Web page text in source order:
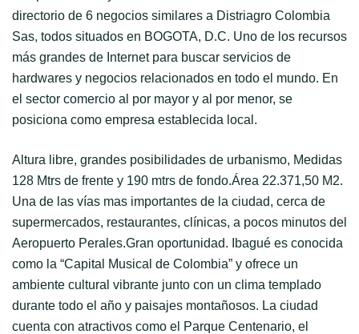
directorio de 6 negocios similares a Distriagro Colombia
Sas, todos situados en BOGOTA, D.C. Uno de los recursos
más grandes de Internet para buscar servicios de
hardwares y negocios relacionados en todo el mundo. En
el sector comercio al por mayor y al por menor, se
posiciona como empresa establecida local.
Altura libre, grandes posibilidades de urbanismo, Medidas
128 Mtrs de frente y 190 mtrs de fondo.Área 22.371,50 M2.
Una de las vías mas importantes de la ciudad, cerca de
supermercados, restaurantes, clínicas, a pocos minutos del
Aeropuerto Perales.Gran oportunidad. Ibagué es conocida
como la “Capital Musical de Colombia” y ofrece un
ambiente cultural vibrante junto con un clima templado
durante todo el año y paisajes montañosos. La ciudad
cuenta con atractivos como el Parque Centenario, el